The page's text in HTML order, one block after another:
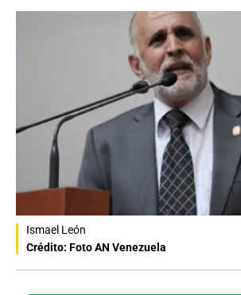
Ismael León
Crédito: Foto AN Venezuela